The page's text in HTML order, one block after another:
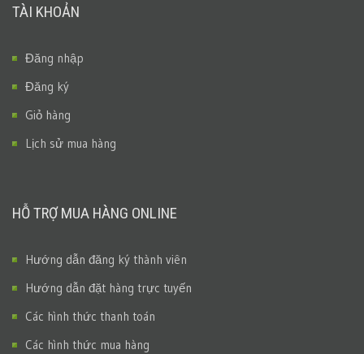
TÀI KHOẢN
Đăng nhập
Đăng ký
Giỏ hàng
Lịch sử mua hàng
HỖ TRỢ MUA HÀNG ONLINE
Hướng dẫn đăng ký thành viên
Hướng dẫn đặt hàng trực tuyến
Các hình thức thanh toán
Các hình thức mua hàng